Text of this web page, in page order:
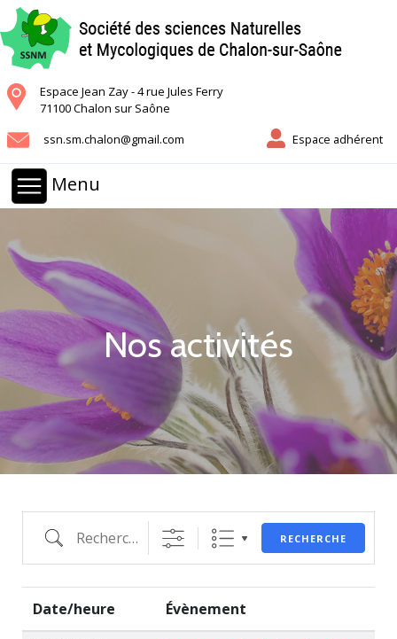
Espace Jean Zay - 4 rue Jules Ferry
71100 Chalon sur Saône
ssn.sm.chalon@gmail.com
Espace adhérent
Menu
Nos activités
RECHERCHE
Date/heure Évènement